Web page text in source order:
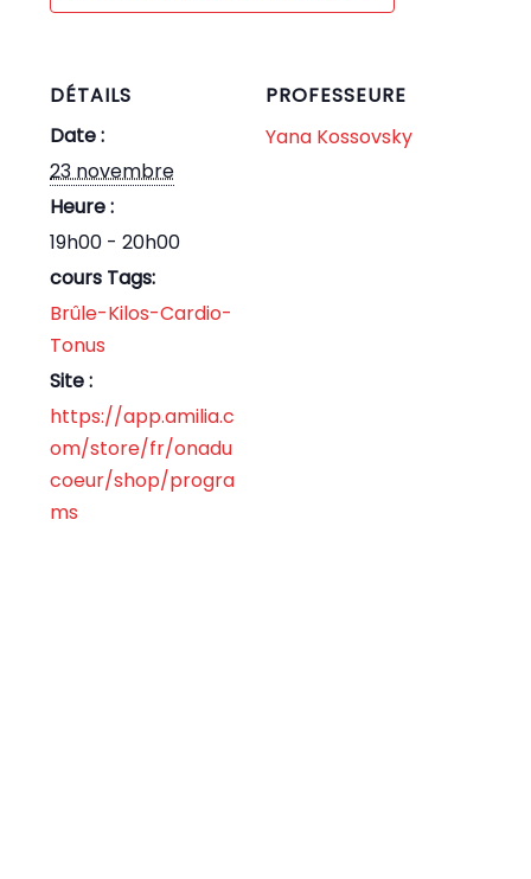
DÉTAILS
Date :
23 novembre
Heure :
19h00 - 20h00
cours Tags:
Brûle-Kilos-Cardio-
Tonus
Site :
https://app.amilia.c
om/store/fr/onadu
coeur/shop/progra
ms
PROFESSEURE
Yana Kossovsky